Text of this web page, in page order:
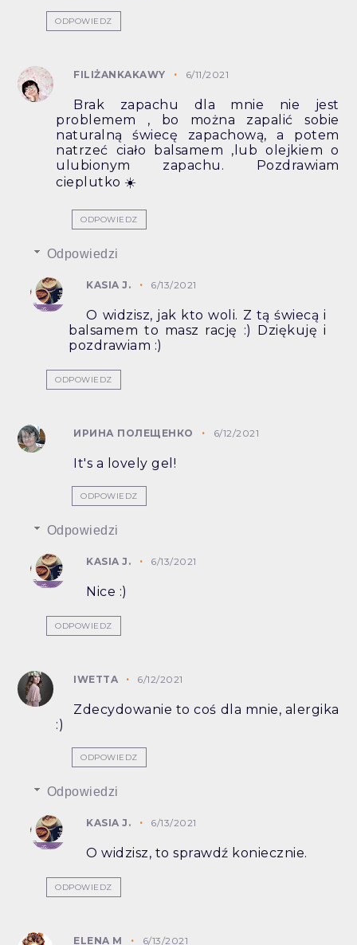
ODPOWIEDZ
FILIŻANKAKAWY 6/11/2021
Brak zapachu dla mnie nie jest
problemem , bo można zapalić sobie
naturalną świecę zapachową, a potem
natrzeć ciało balsamem ,lub olejkiem o
ulubionym zapachu. Pozdrawiam
cieplutko ☀️
ODPOWIEDZ
Odpowiedzi
KASIA J. 6/13/2021
O widzisz, jak kto woli. Z tą świecą i
balsamem to masz rację :) Dziękuję i
pozdrawiam :)
ODPOWIEDZ
ИРИНА ПОЛЕЩЕНКО 6/12/2021
It's a lovely gel!
ODPOWIEDZ
Odpowiedzi
KASIA J. 6/13/2021
Nice :)
ODPOWIEDZ
IWETTA 6/12/2021
Zdecydowanie to coś dla mnie, alergika
:)
ODPOWIEDZ
Odpowiedzi
KASIA J. 6/13/2021
O widzisz, to sprawdź koniecznie.
ODPOWIEDZ
ELENA M 6/13/2021